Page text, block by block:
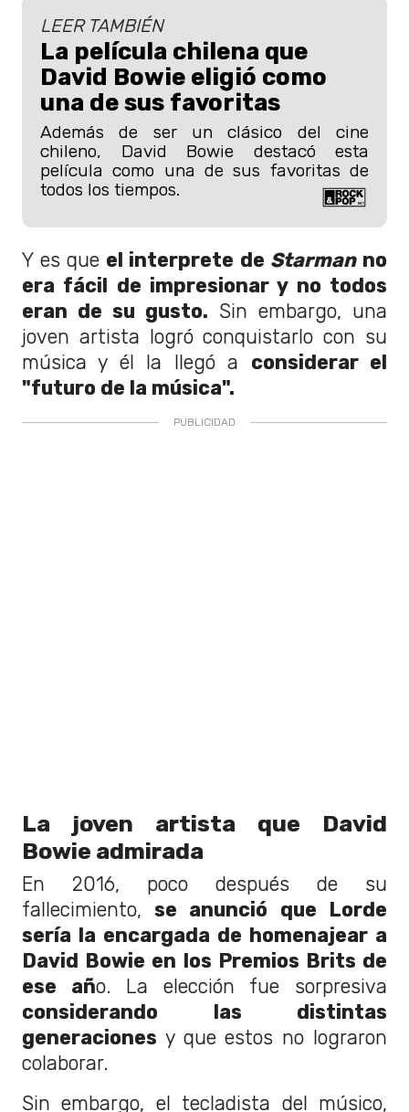
LEER TAMBIÉN
La película chilena que
David Bowie eligió como
una de sus favoritas
Además de ser un clásico del cine
chileno, David Bowie destacó esta
película como una de sus favoritas de
todos los tiempos.
Y es que el interprete de Starman no
era fácil de impresionar y no todos
eran de su gusto. Sin embargo, una
joven artista logró conquistarlo con su
música y él la llegó a considerar el
"futuro de la música".
La joven artista que David
Bowie admirada
En 2016, poco después de su
fallecimiento, se anunció que Lorde
sería la encargada de homenajear a
David Bowie en los Premios Brits de
ese año. La elección fue sorpresiva
considerando las distintas
generaciones y que estos no lograron
colaborar.
Sin embargo, el tecladista del músico,